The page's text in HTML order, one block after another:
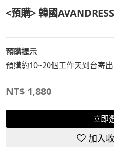
<預購> 韓國
預購提示
預購約10~20個工作天到台寄出
NT$ 1,880
立即
加入